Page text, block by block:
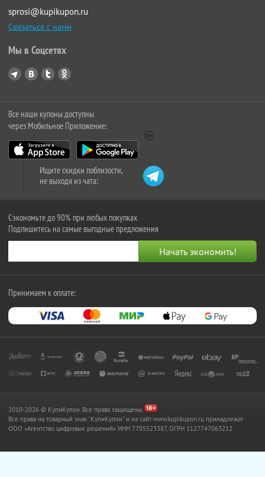
sprosi@kupikupon.ru
Связаться с нами
Мы в Соцсетях
Все наши купоны доступны
через Мобильное Приложение:
Ищите скидки поблизости,
не выходя из чата:
Сэкономьте до 90% при любых покупках
Подпишитесь на самые выгодные предложения
Принимаем к оплате:
2010-2026 © КупиКупон. Все права защищены.
Все права на товарный знак "КупиКупон" и на сайт www.kupikupon.ru принадлежат
OOO «Агентство цифровых решений» ИНН 7705523387, ОГРН 1127747063212